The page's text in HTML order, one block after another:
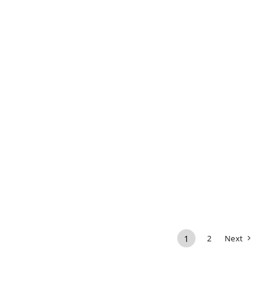
1 2 Next